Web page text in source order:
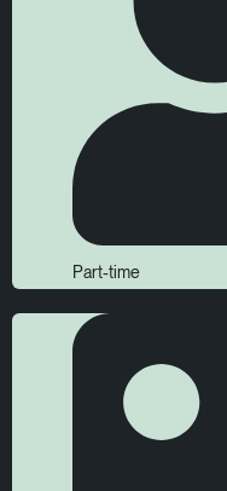
Part-time